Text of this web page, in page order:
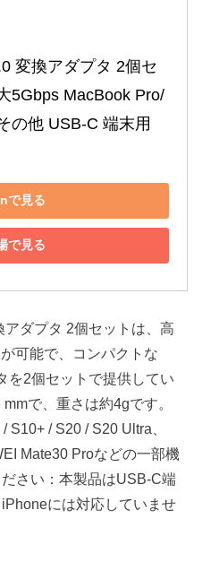
変換アダプタ 2個セ
5Gbps MacBook Pro/
の他 USB-C 端末用
で見る
で見る
ダプタ 2個セットは、高
可能で、コンパクトな
を2個セットで提供してい
で、重さは約4gです。
S10+ / S20 / S20 Ultra、
Mate30 Proなどの一部機
さい：本製品はUSB-C端
には対応していませ